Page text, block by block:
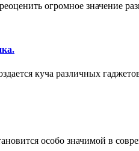
огромное значение
куча различных
особо значимой в